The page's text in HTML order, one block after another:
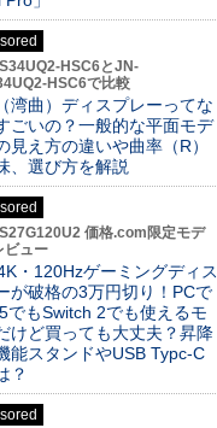
HSC6とJN-
HSC6で比較
湾曲）ディスプレーってな
ごいの？一般的な平面モデ
見え方の違いや曲率（R）
、選び方を解説
価格.com限定モデ
ビュー
・120Hzゲーミングディス
が破格の3万円切り！PCで
でもSwitch 2でも使えるモ
けど買っても大丈夫？昇降
能スタンドやUSB Typc-C
？